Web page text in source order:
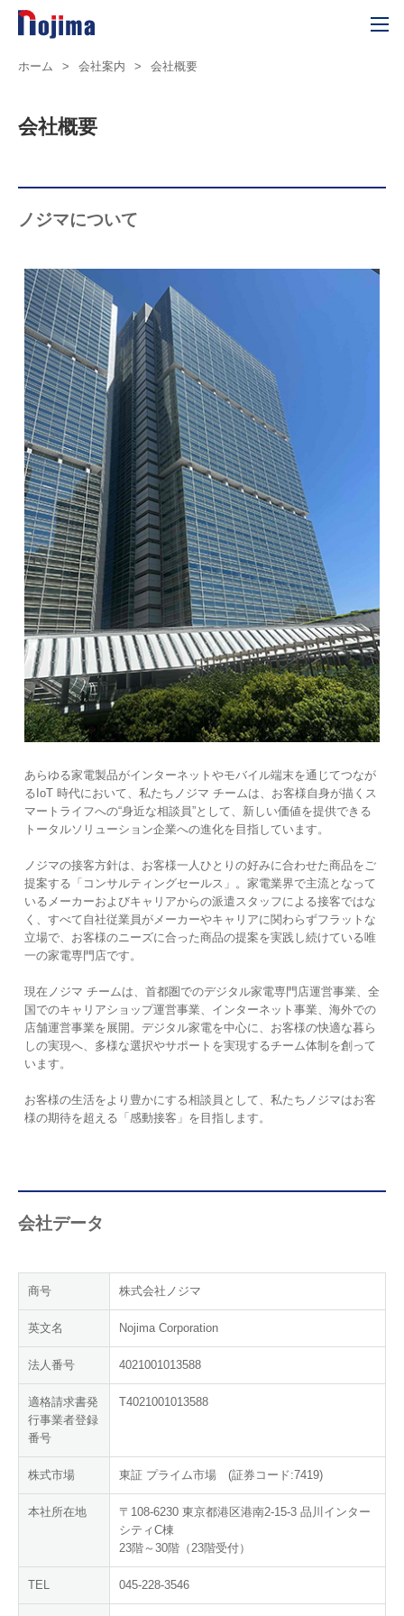
ホーム > 会社案内 > 会社概要
会社概要
ノジマについて
あらゆる家電製品がインターネットやモバイル端末を通じてつなが
るIoT 時代において、私たちノジマ チームは、お客様自身が描くス
マートライフへの“身近な相談員”として、新しい価値を提供できる
トータルソリューション企業への進化を目指しています。
ノジマの接客方針は、お客様一人ひとりの好みに合わせた商品をご
提案する「コンサルティングセールス」。家電業界で主流となって
いるメーカーおよびキャリアからの派遣スタッフによる接客ではな
く、すべて自社従業員がメーカーやキャリアに関わらずフラットな
立場で、お客様のニーズに合った商品の提案を実践し続けている唯
一の家電専門店です。
現在ノジマ チームは、首都圏でのデジタル家電専門店運営事業、全
国でのキャリアショップ運営事業、インターネット事業、海外での
店舗運営事業を展開。デジタル家電を中心に、お客様の快適な暮ら
しの実現へ、多様な選択やサポートを実現するチーム体制を創って
います。
お客様の生活をより豊かにする相談員として、私たちノジマはお客
様の期待を超える「感動接客」を目指します。
会社データ
商号 株式会社ノジマ
英文名 Nojima Corporation
法人番号 4021001013588
適格請求書発
行事業者登録
番号
T4021001013588
株式市場 東証 プライム市場 (証券コード:7419)
本社所在地
〒108-6230 東京都港区港南2-15-3 品川インター
シティC棟
23階～30階（23階受付）
TEL 045-228-3546